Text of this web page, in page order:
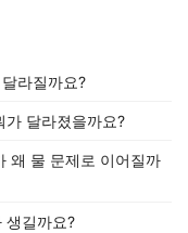
라질까요?
가 달라졌을까요?
왜 물 문제로 이어질까
생길까요?